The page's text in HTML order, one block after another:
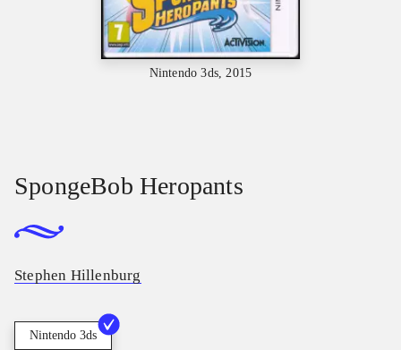
Nintendo 3ds, 2015
SpongeBob Heropants
Stephen Hillenburg
Nintendo 3ds